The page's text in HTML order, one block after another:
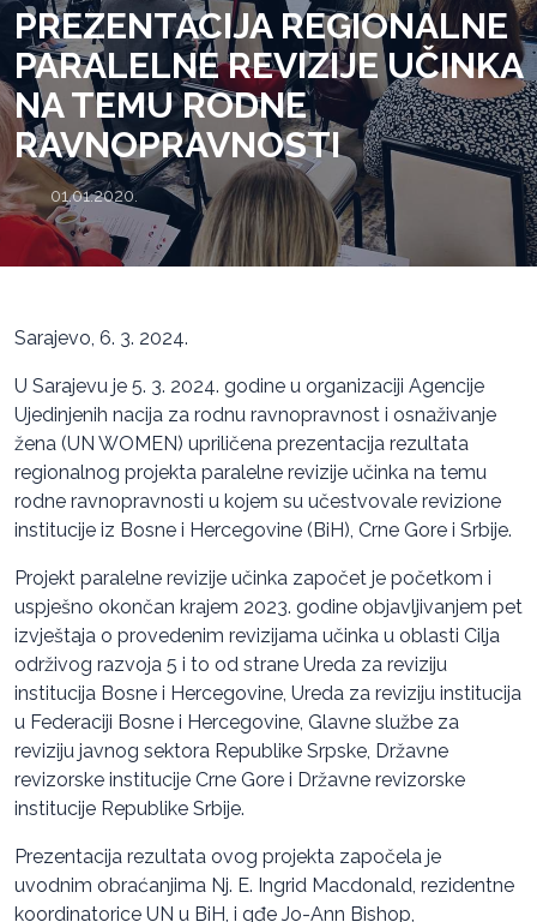
PREZENTACIJA REGIONALNE
PARALELNE REVIZIJE UČINKA
NA TEMU RODNE
RAVNOPRAVNOSTI
01.01.2020.
Sarajevo, 6. 3. 2024.
U Sarajevu je 5. 3. 2024. godine u organizaciji Agencije
Ujedinjenih nacija za rodnu ravnopravnost i osnaživanje
žena (UN WOMEN) upriličena prezentacija rezultata
regionalnog projekta paralelne revizije učinka na temu
rodne ravnopravnosti u kojem su učestvovale revizione
institucije iz Bosne i Hercegovine (BiH), Crne Gore i Srbije.
Projekt paralelne revizije učinka započet je početkom i
uspješno okončan krajem 2023. godine objavljivanjem pet
izvještaja o provedenim revizijama učinka u oblasti Cilja
održivog razvoja 5 i to od strane Ureda za reviziju
institucija Bosne i Hercegovine, Ureda za reviziju institucija
u Federaciji Bosne i Hercegovine, Glavne službe za
reviziju javnog sektora Republike Srpske, Državne
revizorske institucije Crne Gore i Državne revizorske
institucije Republike Srbije.
Prezentacija rezultata ovog projekta započela je
uvodnim obraćanjima Nj. E. Ingrid Macdonald, rezidentne
koordinatorice UN u BiH, i gđe Jo-Ann Bishop,